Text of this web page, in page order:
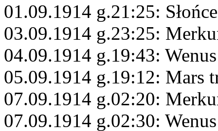
01.09.1914 g.21:25:
03.09.1914 g.23:25:
04.09.1914 g.19:43:
05.09.1914 g.19:12: Mars
07.09.1914 g.02:20:
07.09.1914 g.02:30: